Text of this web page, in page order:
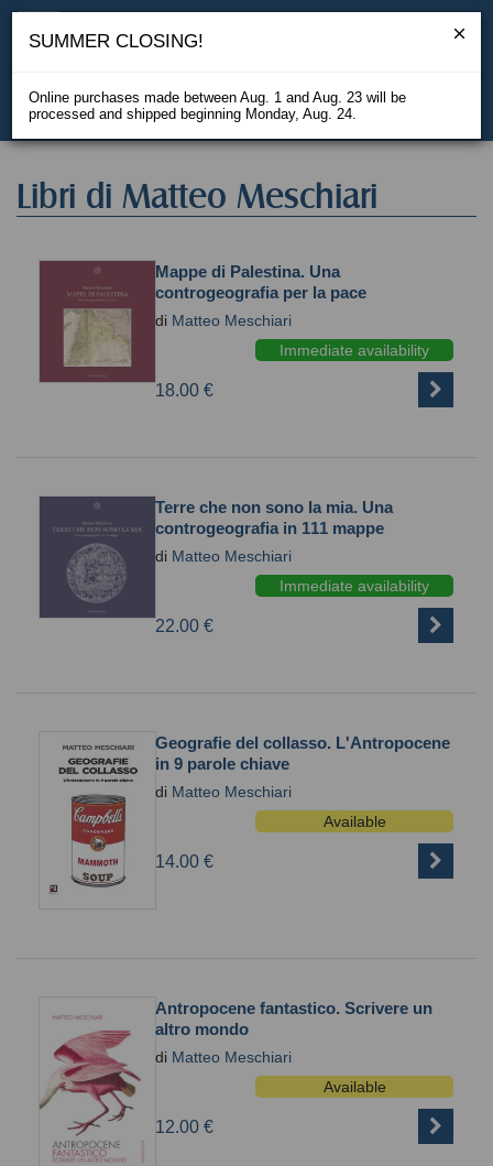
Libri di Matteo Meschiari
Mappe di Palestina. Una
controgeografia per la pace
di Matteo Meschiari
Immediate availability
18.00 €
Terre che non sono la mia. Una
controgeografia in 111 mappe
di Matteo Meschiari
Immediate availability
22.00 €
Geografie del collasso. L'Antropocene
in 9 parole chiave
di Matteo Meschiari
Available
14.00 €
Antropocene fantastico. Scrivere un
altro mondo
di Matteo Meschiari
Available
12.00 €
SUMMER CLOSING!
Online purchases made between Aug. 1 and Aug. 23 will be
processed and shipped beginning Monday, Aug. 24.